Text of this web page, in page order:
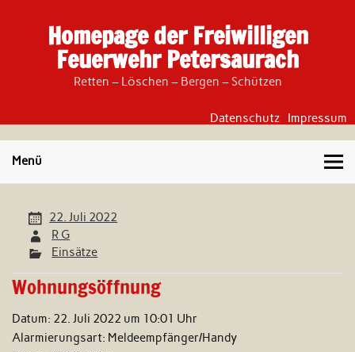
Homepage der Freiwilligen
Feuerwehr Petersaurach
Retten – Löschen – Bergen – Schützen
Datenschutz Impressum
Menü
22. Juli 2022
R G
Einsätze
Wohnungsöffnung
Datum: 22. Juli 2022 um 10:01 Uhr
Alarmierungsart: Meldeempfänger/Handy